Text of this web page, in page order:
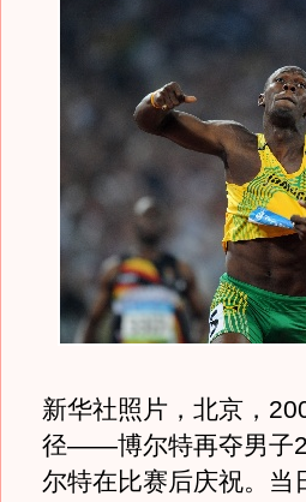
新华社照片，北京，
径——博尔特再夺男子
尔特在比赛后庆祝。当